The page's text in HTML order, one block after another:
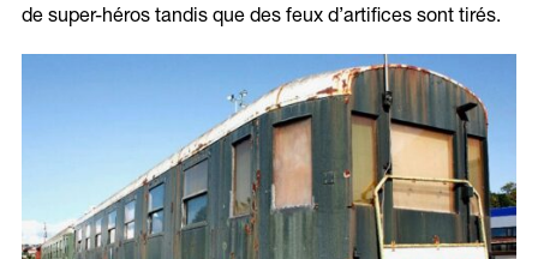
de super-héros tandis que des feux d’artifices sont tirés.